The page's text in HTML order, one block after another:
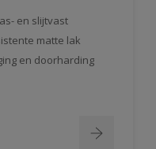
en slijtvast
matte lak
en doorharding